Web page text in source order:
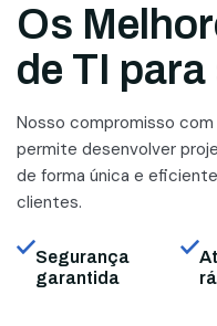
Os
de TI
Nosso compromisso
permite desenvolver
de forma única e
clientes.
Segurança
garantida